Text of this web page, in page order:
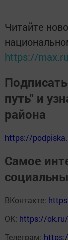
Читайте
https://
путь" и
района
https://
Самое
ВКонтакте:
ОК: https://
Телеграм: